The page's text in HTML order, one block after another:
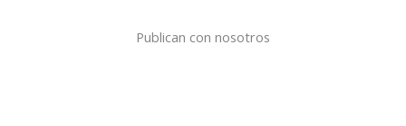
Publican con nosotros